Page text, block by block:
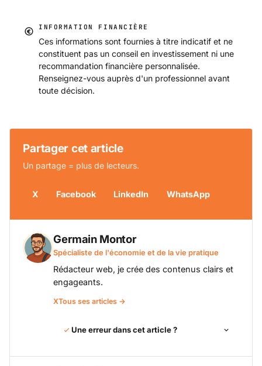
INFORMATION FINANCIÈRE
Ces informations sont fournies à titre indicatif et ne
constituent pas un conseil en investissement ni une
recommandation financière personnalisée.
Renseignez-vous auprès d'un professionnel avant
toute décision.
Partager cet article
Un partage = plus de lecteurs.
X Facebook LinkedIn WhatsApp
Germain Montor
Spécialiste de l'économie et de la vie pratique
Rédacteur web, je crée des contenus clairs et
engageants.
XTous ses articles →
Une erreur dans cet article ?